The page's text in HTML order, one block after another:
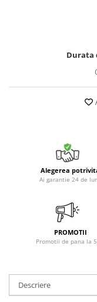
Durata
Alegerea
Ai garantie 24 de
PROMOTII
Promotii de pana la
Descriere